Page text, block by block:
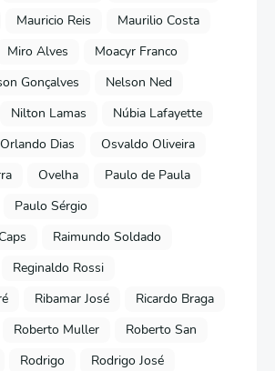
Mauricio Reis
Maurilio Costa
Miro Alves
Moacyr Franco
Gonçalves
Nelson Ned
Nilton Lamas
Núbia Lafayette
Orlando Dias
Osvaldo Oliveira
Ovelha
Paulo de Paula
Paulo Sérgio
Raimundo Soldado
Reginaldo Rossi
Ribamar José
Ricardo Braga
Roberto Muller
Roberto San
Rodrigo
Rodrigo José